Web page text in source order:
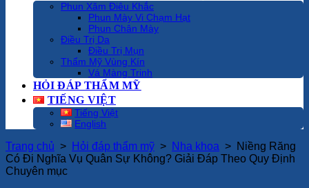
Phun Xăm Điêu Khắc
Phun Mày Vi Chạm Hạt
Phun Chân Mày
Điều Trị Da
Điều Trị Mụn
Thẩm Mỹ Vùng Kín
Vá Màng Trinh
HỎI ĐÁP THẨM MỸ
TIẾNG VIỆT
Tiếng Việt
English
Trang chủ > Hỏi đáp thẩm mỹ > Nha khoa > Niềng Răng
Có Đi Nghĩa Vụ Quân Sự Không? Giải Đáp Theo Quy Định
Chuyên mục